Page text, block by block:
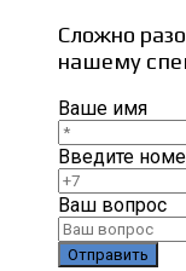
Сложно
нашему
Ваше имя
Введите
Ваш вопрос